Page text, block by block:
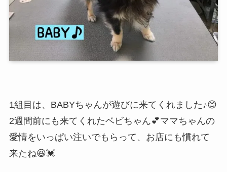
1組目は、BABYちゃんが遊びに来てくれました♪😊
2週間前にも来てくれたベビちゃん💕ママちゃんの
愛情をいっぱい注いでもらって、お店にも慣れて
来たね😆💓